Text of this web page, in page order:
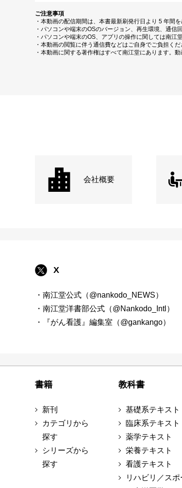
ご注意事項
・本動画の配信期間は、本書最新刷発行日より 5 年間
・パソコンや端末のOSのバージョン、再生環境、通信
・パソコンや端末のOS、アプリの操作に関しては南江
・本動画の閲覧に伴う通信費などはご自身でご負担くだ
・本動画に関する著作権はすべて南江堂にあります。
会社概要
X
・南江堂公式（@nankodo_NEWS）
・南江堂洋書部公式（@Nankodo_Intl）
・『がん看護』編集室（@gankango）
書籍
新刊
カテゴリから
探す
シリーズから
探す
教科書
基礎系テキスト
臨床系テキスト
薬学テキスト
栄養テキスト
看護テキスト
リハビリ／スポ